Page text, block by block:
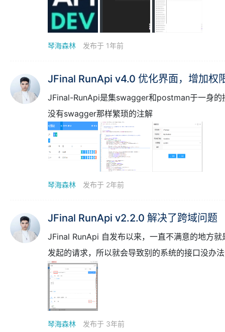
琴海森林 发布于 1年前
JFinal RunApi v4.0 优化界面，增加权
JFinal-RunApi是集swagger和postman于一身的
没有swagger那样繁琐的注解
琴海森林 发布于 2年前
JFinal RunApi v2.2.0 解决了跨域问题
JFinal RunApi 自发布以来，一直不满意的地方
发起的请求，所以就会导致别的系统的接口没办
以完
琴海森林 发布于 3年前